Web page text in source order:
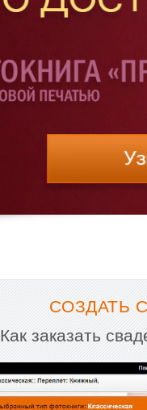
СОЗДАТЬ
Как заказать